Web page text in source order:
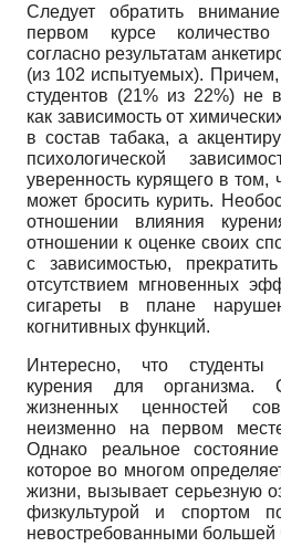
Следует обратить
первом курсе количество
согласно результатам
(из 102 испытуемых).
студентов (21% из 22%) не
как зависимость от
в состав табака, а
психологической
уверенность курящего в
может бросить курить.
отношении влияния
отношении к оценке своих
с зависимостью,
отсутствием мгновенных
сигареты в плане
когнитивных функций.
Интересно, что студенты
курения для организма.
жизненных ценностей
неизменно на первом
Однако реальное
которое во многом
жизни, вызывает серьезную
физкультурой и спортом
невостребованными большей